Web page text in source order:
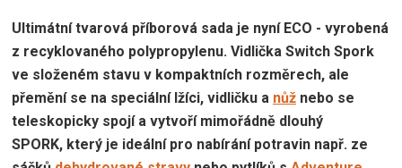
Ultimátní tvarová příborová sada je nyní ECO - vyrobená
z recyklovaného polypropylenu. Vidlička Switch Spork
ve složeném stavu v kompaktních rozměrech, ale
přemění se na speciální lžíci, vidličku a nůž nebo se
teleskopicky spojí a vytvoří mimořádně dlouhý
SPORK, který je ideální pro nabírání potravin např. ze